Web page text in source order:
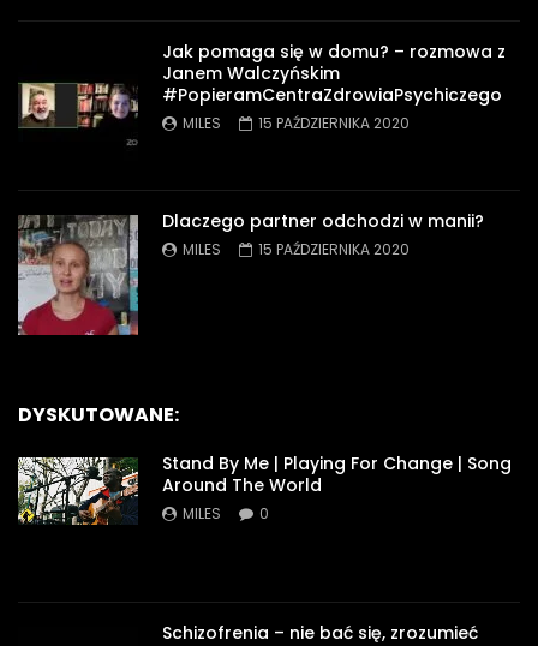
Jak pomaga się w domu? – rozmowa z
Janem Walczyńskim
#PopieramCentraZdrowiaPsychiczego
MILES 15 PAŹDZIERNIKA 2020
Dlaczego partner odchodzi w manii?
MILES 15 PAŹDZIERNIKA 2020
DYSKUTOWANE:
Stand By Me | Playing For Change | Song
Around The World
MILES 0
Schizofrenia – nie bać się, zrozumieć